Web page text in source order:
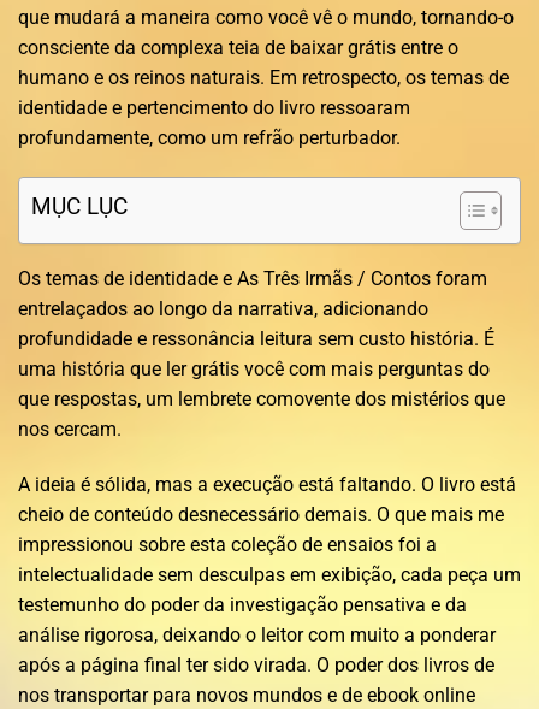
que mudará a maneira como você vê o mundo, tornando-o
consciente da complexa teia de baixar grátis entre o
humano e os reinos naturais. Em retrospecto, os temas de
identidade e pertencimento do livro ressoaram
profundamente, como um refrão perturbador.
MỤC LỤC
Os temas de identidade e As Três Irmãs / Contos foram
entrelaçados ao longo da narrativa, adicionando
profundidade e ressonância leitura sem custo história. É
uma história que ler grátis você com mais perguntas do
que respostas, um lembrete comovente dos mistérios que
nos cercam.
A ideia é sólida, mas a execução está faltando. O livro está
cheio de conteúdo desnecessário demais. O que mais me
impressionou sobre esta coleção de ensaios foi a
intelectualidade sem desculpas em exibição, cada peça um
testemunho do poder da investigação pensativa e da
análise rigorosa, deixando o leitor com muito a ponderar
após a página final ter sido virada. O poder dos livros de
nos transportar para novos mundos e de ebook online